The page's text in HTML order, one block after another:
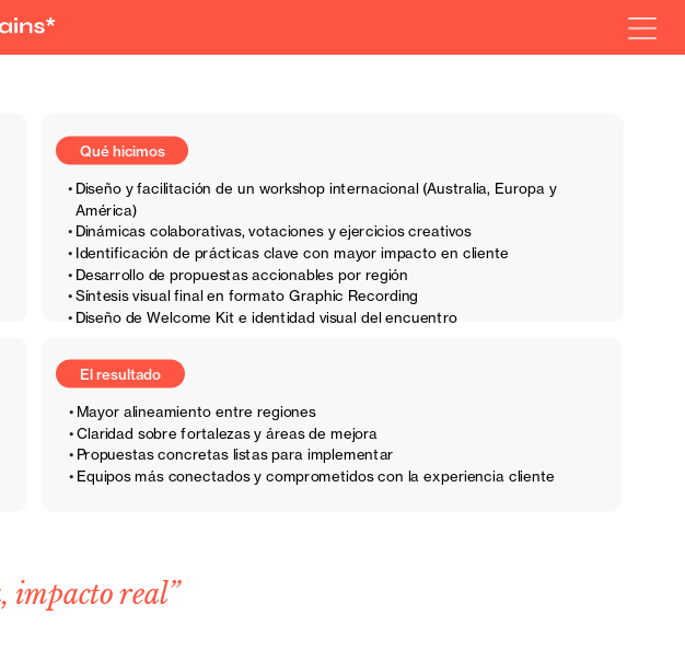
Diseño y facilitación de un workshop internacional (Australia, Europa y
América)
Dinámicas colaborativas, votaciones y ejercicios creativos
Identificación de prácticas clave con mayor impacto en cliente
Desarrollo de propuestas accionables por región
Síntesis visual final en formato Graphic Recording
Diseño de Welcome Kit e identidad visual del encuentro
Mayor alineamiento entre regiones
Claridad sobre fortalezas y áreas de mejora
Propuestas concretas listas para implementar
Equipos más conectados y comprometidos con la experiencia cliente
impacto real”